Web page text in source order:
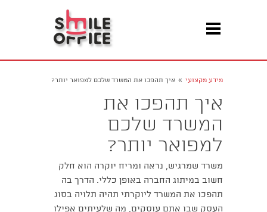
מידע מקצועי » איך תהפכו את המשרד שלכם למפואר יותר?
איך תהפכו את
המשרד שלכם
למפואר יותר?
משרד שמרגיש, נראה ומריח יוקרה הוא חלק
חשוב במיתוג החברה באופן כללי. הדרך בה
תהפכו את המשרד ליוקרתי תהיה תלויה בסוג
העסק שבו אתם עוסקים, מה שלעיתים אפילו